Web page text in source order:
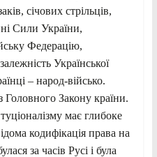
січових стрільців,
Сили України,
Федерацію,
Української
– народ-військо.
Закону країни.
має глибоке
кодифікація права на
за часів Русі і була